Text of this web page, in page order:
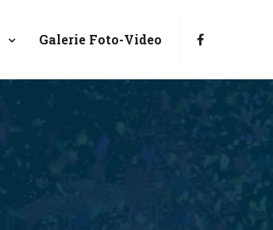
Galerie Foto-Video